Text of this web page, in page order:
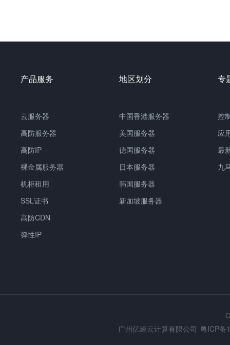
产品服务
云服务器
高防服务器
高防IP
裸金属服务器
机柜租用
SSL证书
高防CDN
弹性IP
地区划分
中国香港服务器
美国服务器
德国服务器
日本服务器
韩国服务器
新加坡服务器
专
控
应
最
九
广州亿速云计算有限公司 粤ICP备